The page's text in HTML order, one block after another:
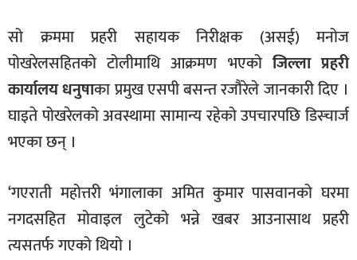
अन्य
समाज
शिक्षा
विचार
सो क्रममा प्रहरी सहायक निरीक्षक (असई) मनोज
पोखरेलसहितको टोलीमाथि आक्रमण भएकोजिल्ला प्रहरी
कार्यालय धनुषाका प्रमुख एसपी बसन्त रजौरेले जानकारी दिए ।
घाइते पोखरेलको अवस्थामा सामान्य रहेको उपचारपछि डिस्चार्ज
भएका छन् ।
‘गएराती महोत्तरी भंगालाका अमित कुमार पासवानको घरमा
नगदसहित मोवाइल लुटेको भन्ने खबर आउनासाथ प्रहरी
त्यसतर्फ गएको थियो ।